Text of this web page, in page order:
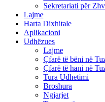
Sekretariati për
Lajme
Harta Dixhitale
Aplikacioni
Udhëzues
Lajme
Çfarë të bëni në
Çfarë të hani në
Tura Udhetimi
Broshura
Ngjarjet